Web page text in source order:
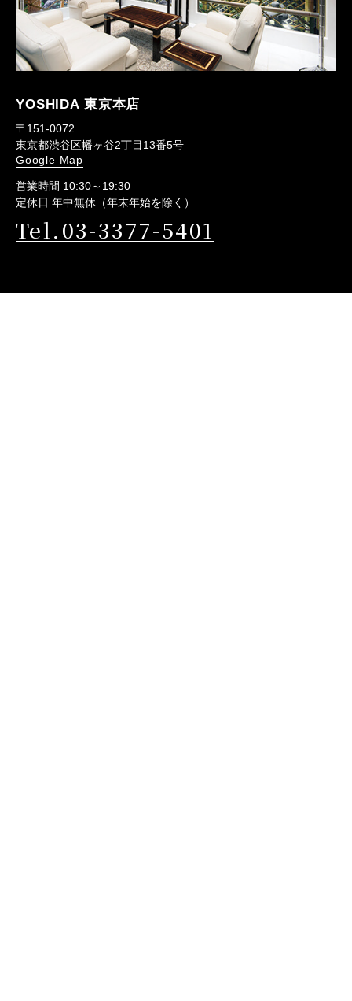
YOSHIDA 東京本店
〒151-0072
東京都渋谷区幡ヶ谷2丁目13番5号
Google Map
営業時間 10:30～19:30
定休日 年中無休（年末年始を除く）
Tel.03-3377-5401